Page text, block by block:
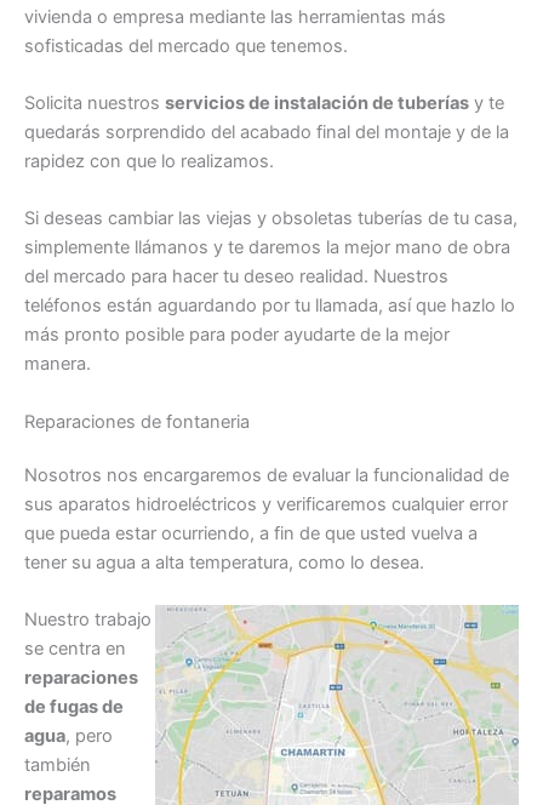
vivienda o empresa mediante las herramientas más
sofisticadas del mercado que tenemos.
Solicita nuestros servicios de instalación de tuberías y te
quedarás sorprendido del acabado final del montaje y de la
rapidez con que lo realizamos.
Si deseas cambiar las viejas y obsoletas tuberías de tu casa,
simplemente llámanos y te daremos la mejor mano de obra
del mercado para hacer tu deseo realidad. Nuestros
teléfonos están aguardando por tu llamada, así que hazlo lo
más pronto posible para poder ayudarte de la mejor
manera.
Reparaciones de fontaneria
Nosotros nos encargaremos de evaluar la funcionalidad de
sus aparatos hidroeléctricos y verificaremos cualquier error
que pueda estar ocurriendo, a fin de que usted vuelva a
tener su agua a alta temperatura, como lo desea.
Nuestro trabajo
se centra en
reparaciones
de fugas de
agua, pero
también
reparamos